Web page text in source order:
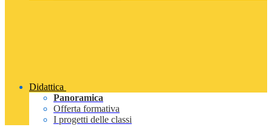
Didattica
Panoramica
Offerta formativa
I progetti delle classi